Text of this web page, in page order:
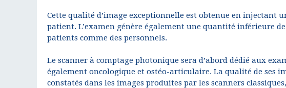
Cette qualité d’image exceptionnelle est obtenue en injectant
patient. L’examen génère également une quantité inférieure
patients comme des personnels.
Le scanner à comptage photonique sera d’abord dédié aux
également oncologique et ostéo-articulaire. La qualité de ses
constatés dans les images produites par les scanners